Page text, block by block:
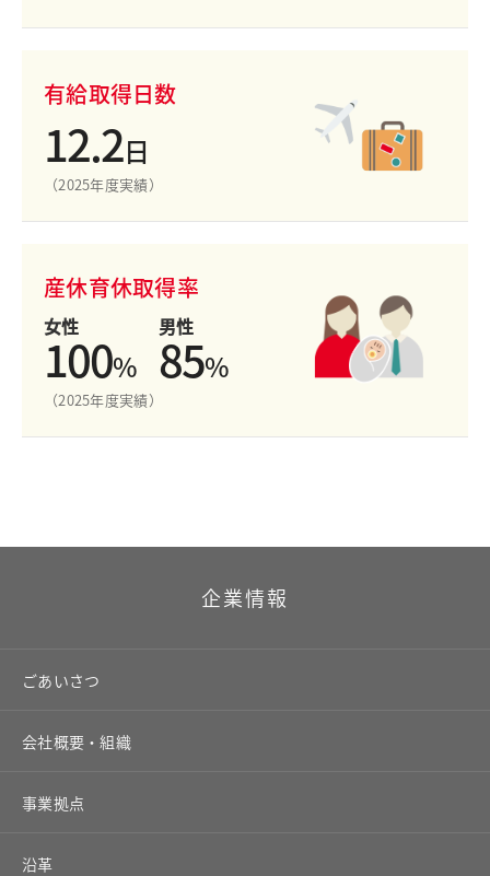
有給取得日数
12.2日
（2025年度実績）
産休育休取得率
女性
100%
男性
85%
（2025年度実績）
企業情報
ごあいさつ
会社概要・組織
事業拠点
沿革